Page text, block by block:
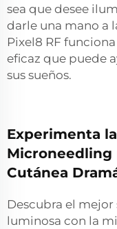
sea que desee
darle una mano a
Pixel8 RF
eficaz que puede
sus sueños.
Experimenta
Microneedling
Cutánea
Descubra el
luminosa con la